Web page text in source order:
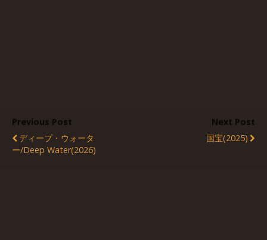
Previous Post
ディープ・ウォータ
ー/Deep Water(2026)
Next Post
国宝(2025)